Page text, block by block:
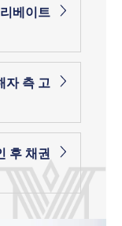
베이트
자 측 고
후 채권